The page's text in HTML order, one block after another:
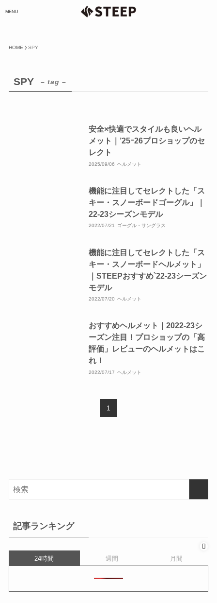
MENU
HOME SPY
SPY – tag –
安全×快適でスタイルも良いヘル
メット｜’25ｰ26プロショップのセ
レクト
2025/09/06 ヘルメット
機能に注目してセレクトした「ス
キー・スノーボードゴーグル」｜
22-23シーズンモデル
2022/07/21 ゴーグル・サングラス
機能に注目してセレクトした「ス
キー・スノーボードヘルメット」
｜STEEPおすすめ`22-23シーズン
モデル
2022/07/20 ヘルメット
おすすめヘルメット｜2022-23シ
ーズン注目！プロショップの「高
評価」レビューのヘルメットはこ
れ！
2022/07/17 ヘルメット
1
記事ランキング
24時間 週間 月間